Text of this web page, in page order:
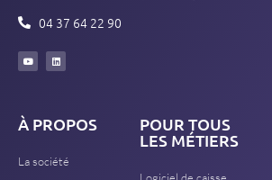
04 37 64 22 90
À PROPOS
La société
POUR TOUS
LES MÉTIERS